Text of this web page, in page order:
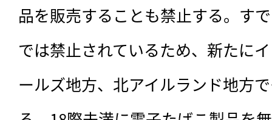
品を販売することも禁止する。す
では禁止されているため、新たに
ールズ地方、北アイルランド地方